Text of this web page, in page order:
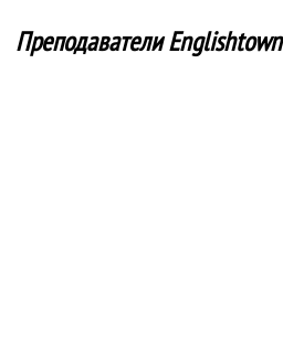
Преподаватели